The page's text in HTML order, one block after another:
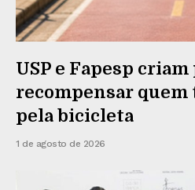
USP e Fapesp
recompensar quem
pela bicicleta
1 de agosto de 2026